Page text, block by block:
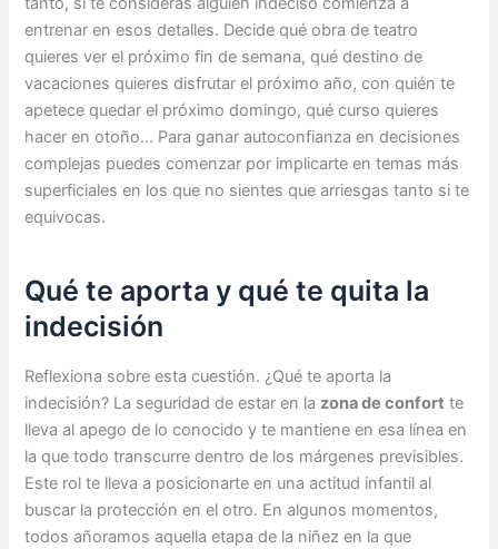
entrenar en esos detalles. Decide qué obra de teatro
quieres ver el próximo fin de semana, qué destino de
vacaciones quieres disfrutar el próximo año, con quién te
apetece quedar el próximo domingo, qué curso quieres
hacer en otoño… Para ganar autoconfianza en decisiones
complejas puedes comenzar por implicarte en temas más
superficiales en los que no sientes que arriesgas tanto si te
equivocas.
Qué te aporta y qué te quita la
indecisión
Reflexiona sobre esta cuestión. ¿Qué te aporta la
indecisión? La seguridad de estar en la zona de confort te
lleva al apego de lo conocido y te mantiene en esa línea en
la que todo transcurre dentro de los márgenes previsibles.
Este rol te lleva a posicionarte en una actitud infantil al
buscar la protección en el otro. En algunos momentos,
todos añoramos aquella etapa de la niñez en la que